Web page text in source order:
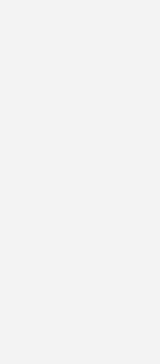
Systeme kritisiert
und Kapazitäts­